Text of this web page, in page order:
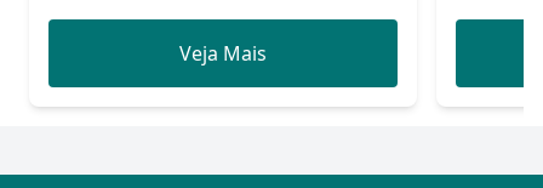
Veja Mais